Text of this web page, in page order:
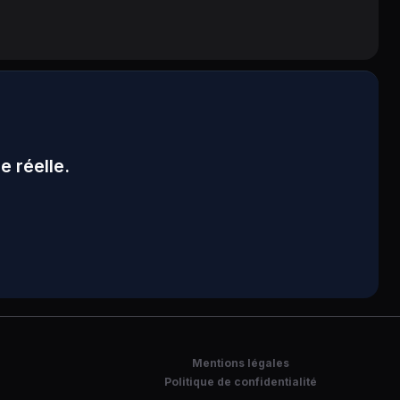
réelle.
Mentions légales
Politique de confidentialité